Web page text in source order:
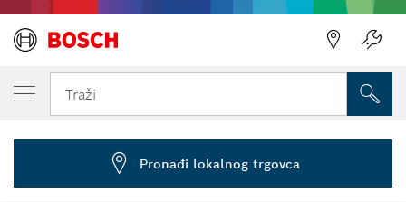
Traži
... Stezne matice za kutne brusilice
VAŠA ODABRANA VERZIJA
Stezna matica
1 603 340 040
Pronađi lokalnog trgovca